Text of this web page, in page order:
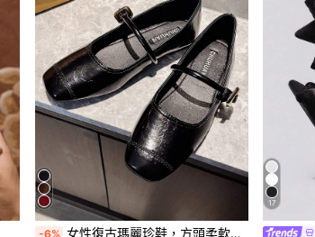
-6% 女性復古瑪麗珍鞋，方頭柔軟平底鞋適合法式穿搭，大尺碼41-43
17